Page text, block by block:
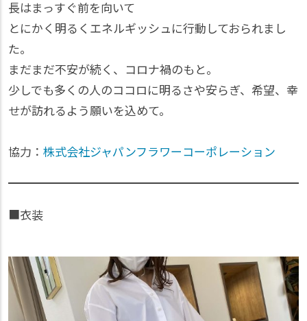
長はまっすぐ前を向いて
とにかく明るくエネルギッシュに行動しておられまし
た。
まだまだ不安が続く、コロナ禍のもと。
少しでも多くの人のココロに明るさや安らぎ、希望、幸
せが訪れるよう願いを込めて。
協力： 株式会社ジャパンフラワーコーポレーション
■衣装